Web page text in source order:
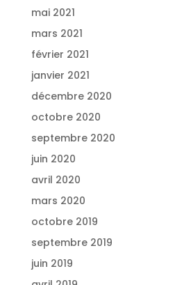
mai 2021
mars 2021
février 2021
janvier 2021
décembre 2020
octobre 2020
septembre 2020
juin 2020
avril 2020
mars 2020
octobre 2019
septembre 2019
juin 2019